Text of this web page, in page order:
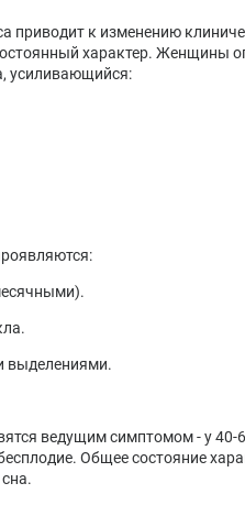
приводит к изменению
характер. Женщины
усиливающийся:
выделениями.
ведущим симптомом - у 40-
Общее состояние